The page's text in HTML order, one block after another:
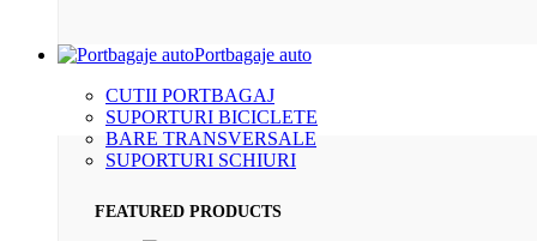
Portbagaje auto
CUTII PORTBAGAJ
SUPORTURI BICICLETE
BARE TRANSVERSALE
SUPORTURI SCHIURI
FEATURED PRODUCTS